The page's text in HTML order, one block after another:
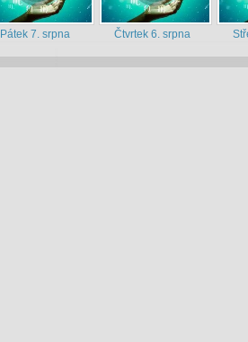
Pátek 7. srpna Čtvrtek 6. srpna